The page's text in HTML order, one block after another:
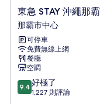
詳
情
東
急
STAY
沖
繩
那
霸
那
霸
東急 STAY 沖繩那霸
那霸市中心
可停車
免費無線上網
餐廳
空調
9.4
分，
9.4 好極了
1,227 則評論